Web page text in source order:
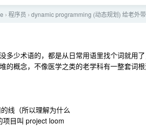
› 程序员 › dynamic programming (动态规划) 给老外
多少术语的，都是从日常用语里找个词就用
的概念，不像医学之类的老学科有一整套词
线（所以理解为什么
目叫 project loom